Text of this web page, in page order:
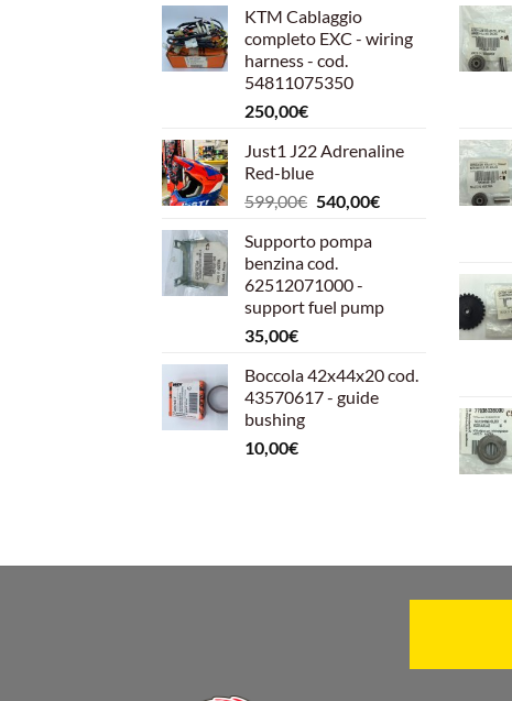
KTM Cablaggio
completo EXC - wiring
harness - cod.
54811075350
250,00€
Just1 J22 Adrenaline
Red-blue
599,00€ Il
originale
era:
599,00€.
540,00€Il
Supporto pompa
benzina cod.
62512071000 -
support fuel pump
35,00€
Boccola 42x44x20 cod.
43570617 - guide
bushing
10,00€